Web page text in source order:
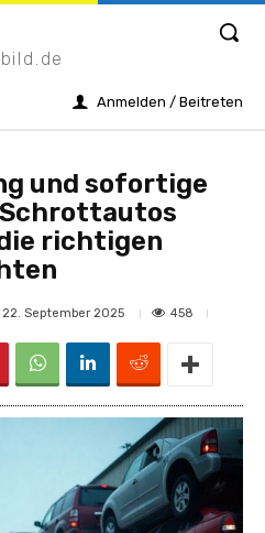
bild.de
Anmelden / Beitreten
und sofortige
richtigen
22. September 2025 458